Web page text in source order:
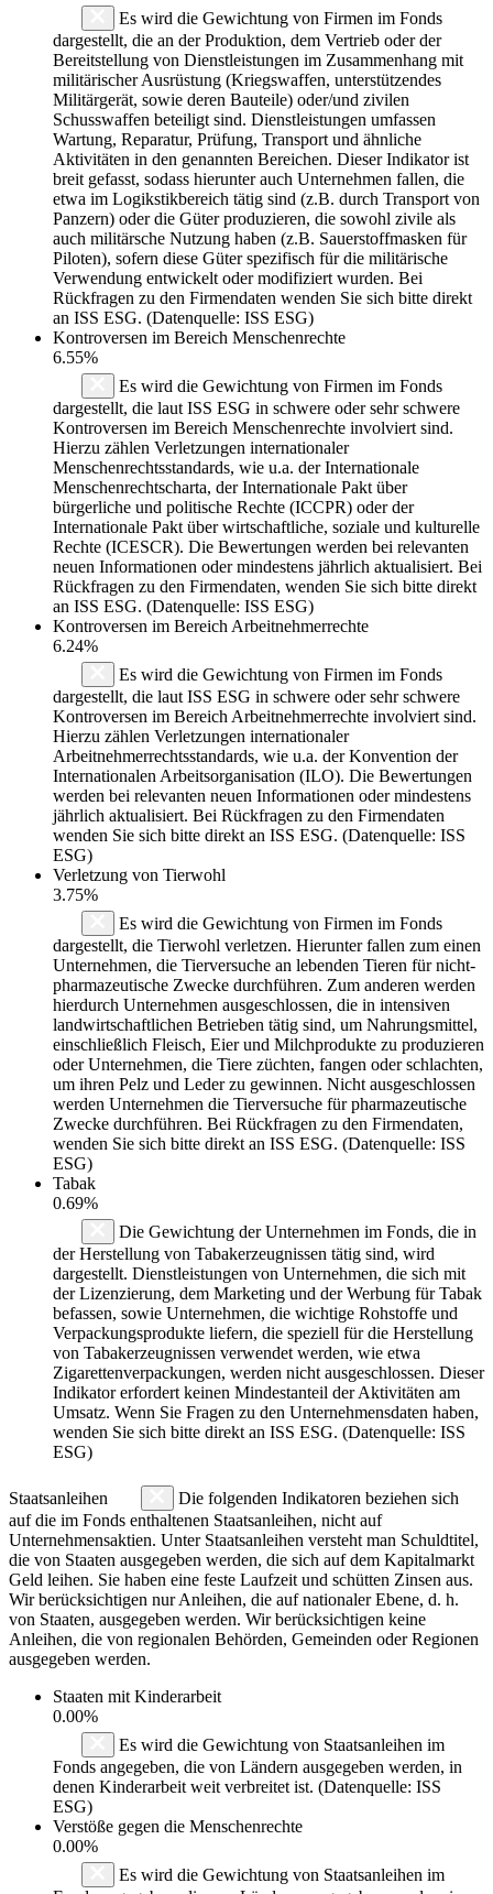
Es wird die Gewichtung von Firmen im Fonds
dargestellt, die an der Produktion, dem Vertrieb oder der
Bereitstellung von Dienstleistungen im Zusammenhang mit
militärischer Ausrüstung (Kriegswaffen, unterstützendes
Militärgerät, sowie deren Bauteile) oder/und zivilen
Schusswaffen beteiligt sind. Dienstleistungen umfassen
Wartung, Reparatur, Prüfung, Transport und ähnliche
Aktivitäten in den genannten Bereichen. Dieser Indikator ist
breit gefasst, sodass hierunter auch Unternehmen fallen, die
etwa im Logikstikbereich tätig sind (z.B. durch Transport von
Panzern) oder die Güter produzieren, die sowohl zivile als
auch militärsche Nutzung haben (z.B. Sauerstoffmasken für
Piloten), sofern diese Güter spezifisch für die militärische
Verwendung entwickelt oder modifiziert wurden. Bei
Rückfragen zu den Firmendaten wenden Sie sich bitte direkt
an ISS ESG. (Datenquelle: ISS ESG)
Kontroversen im Bereich Menschenrechte
6.55%
Es wird die Gewichtung von Firmen im Fonds
dargestellt, die laut ISS ESG in schwere oder sehr schwere
Kontroversen im Bereich Menschenrechte involviert sind.
Hierzu zählen Verletzungen internationaler
Menschenrechtsstandards, wie u.a. der Internationale
Menschenrechtscharta, der Internationale Pakt über
bürgerliche und politische Rechte (ICCPR) oder der
Internationale Pakt über wirtschaftliche, soziale und kulturelle
Rechte (ICESCR). Die Bewertungen werden bei relevanten
neuen Informationen oder mindestens jährlich aktualisiert. Bei
Rückfragen zu den Firmendaten, wenden Sie sich bitte direkt
an ISS ESG. (Datenquelle: ISS ESG)
Kontroversen im Bereich Arbeitnehmerrechte
6.24%
Es wird die Gewichtung von Firmen im Fonds
dargestellt, die laut ISS ESG in schwere oder sehr schwere
Kontroversen im Bereich Arbeitnehmerrechte involviert sind.
Hierzu zählen Verletzungen internationaler
Arbeitnehmerrechtsstandards, wie u.a. der Konvention der
Internationalen Arbeitsorganisation (ILO). Die Bewertungen
werden bei relevanten neuen Informationen oder mindestens
jährlich aktualisiert. Bei Rückfragen zu den Firmendaten
wenden Sie sich bitte direkt an ISS ESG. (Datenquelle: ISS
ESG)
Verletzung von Tierwohl
3.75%
Es wird die Gewichtung von Firmen im Fonds
dargestellt, die Tierwohl verletzen. Hierunter fallen zum einen
Unternehmen, die Tierversuche an lebenden Tieren für nicht-
pharmazeutische Zwecke durchführen. Zum anderen werden
hierdurch Unternehmen ausgeschlossen, die in intensiven
landwirtschaftlichen Betrieben tätig sind, um Nahrungsmittel,
einschließlich Fleisch, Eier und Milchprodukte zu produzieren
oder Unternehmen, die Tiere züchten, fangen oder schlachten,
um ihren Pelz und Leder zu gewinnen. Nicht ausgeschlossen
werden Unternehmen die Tierversuche für pharmazeutische
Zwecke durchführen. Bei Rückfragen zu den Firmendaten,
wenden Sie sich bitte direkt an ISS ESG. (Datenquelle: ISS
ESG)
Tabak
0.69%
Die Gewichtung der Unternehmen im Fonds, die in
der Herstellung von Tabakerzeugnissen tätig sind, wird
dargestellt. Dienstleistungen von Unternehmen, die sich mit
der Lizenzierung, dem Marketing und der Werbung für Tabak
befassen, sowie Unternehmen, die wichtige Rohstoffe und
Verpackungsprodukte liefern, die speziell für die Herstellung
von Tabakerzeugnissen verwendet werden, wie etwa
Zigarettenverpackungen, werden nicht ausgeschlossen. Dieser
Indikator erfordert keinen Mindestanteil der Aktivitäten am
Umsatz. Wenn Sie Fragen zu den Unternehmensdaten haben,
wenden Sie sich bitte direkt an ISS ESG. (Datenquelle: ISS
ESG)
Staatsanleihen
Die folgenden Indikatoren beziehen sich
auf die im Fonds enthaltenen Staatsanleihen, nicht auf
Unternehmensaktien. Unter Staatsanleihen versteht man Schuldtitel,
die von Staaten ausgegeben werden, die sich auf dem Kapitalmarkt
Geld leihen. Sie haben eine feste Laufzeit und schütten Zinsen aus.
Wir berücksichtigen nur Anleihen, die auf nationaler Ebene, d. h.
von Staaten, ausgegeben werden. Wir berücksichtigen keine
Anleihen, die von regionalen Behörden, Gemeinden oder Regionen
ausgegeben werden.
Staaten mit Kinderarbeit
0.00%
Es wird die Gewichtung von Staatsanleihen im
Fonds angegeben, die von Ländern ausgegeben werden, in
denen Kinderarbeit weit verbreitet ist. (Datenquelle: ISS
ESG)
Verstöße gegen die Menschenrechte
0.00%
Es wird die Gewichtung von Staatsanleihen im